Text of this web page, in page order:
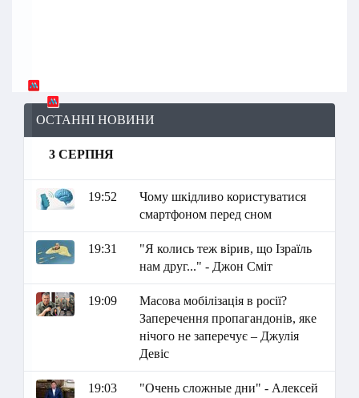
ОСТАННІ НОВИНИ
3 СЕРПНЯ
19:52
Чому шкідливо користуватися
смартфоном перед сном
19:31
"Я колись теж вірив, що Ізраїль
нам друг..." - Джон Сміт
19:09
Масова мобілізація в росії?
Заперечення пропагандонів, яке
нічого не заперечує – Джулія
Девіс
19:03
"Очень сложные дни" - Алексей